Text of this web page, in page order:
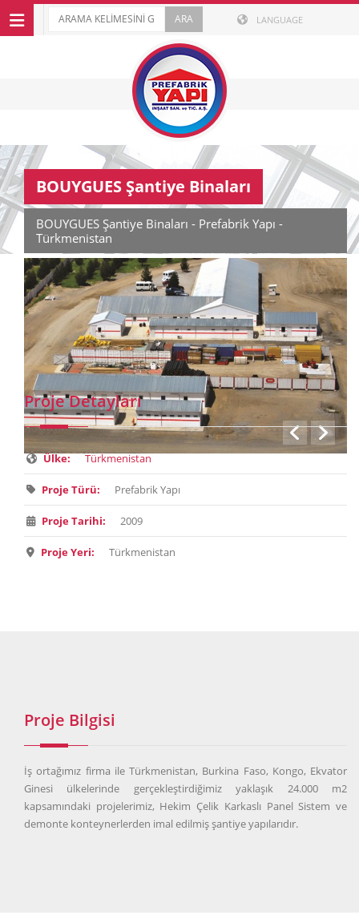
LANGUAGE
BOUYGUES Şantiye Binaları
BOUYGUES Şantiye Binaları - Prefabrik Yapı -
Türkmenistan
Proje Detayları
Ülke: Türkmenistan
Proje Türü: Prefabrik Yapı
Proje Tarihi: 2009
Proje Yeri: Türkmenistan
Proje Bilgisi
İş ortağımız firma ile Türkmenistan, Burkina Faso, Kongo, Ekvator
Ginesi ülkelerinde gerçekleştirdiğimiz yaklaşık 24.000 m2
kapsamındaki projelerimiz, Hekim Çelik Karkaslı Panel Sistem ve
demonte konteynerlerden imal edilmiş şantiye yapılarıdır.